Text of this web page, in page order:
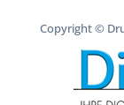
Copyright ©